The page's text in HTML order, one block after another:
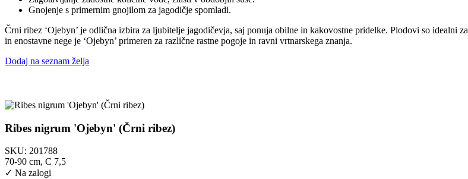
Gnojenje s primernim gnojilom za jagodičje spomladi.
Črni ribez ‘Ojebyn’ je odlična izbira za ljubitelje jagodičevja, saj ponuja obilne in kakovostne pridelke. Plodovi so idealni
in enostavne nege je ‘Ojebyn’ primeren za različne rastne pogoje in ravni vrtnarskega znanja.
Dodaj na seznam želja
Ribes nigrum 'Ojebyn' (Črni ribez)
SKU: 201788
70-90 cm, C 7,5
✓ Na zalogi